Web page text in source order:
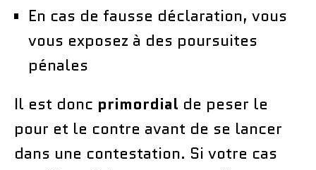
En cas de fausse déclaration, vous
vous exposez à des poursuites
pénales
Il est donc primordial de peser le
pour et le contre avant de se lancer
dans une contestation. Si votre cas